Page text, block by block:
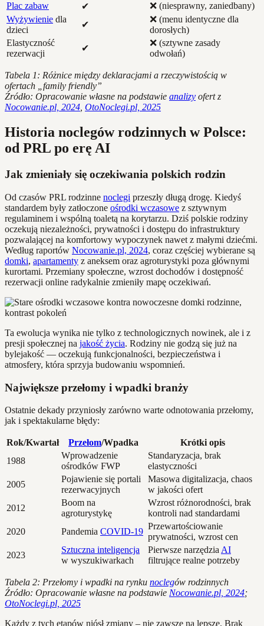
Plac zabaw
✔
❌ (niesprawny, zaniedbany)
Wyżywienie dla
dzieci
✔
❌ (menu identyczne dla
dorosłych)
Elastyczność
rezerwacji
✔
❌ (sztywne zasady
odwołań)
Tabela 1: Różnice między deklaracjami a rzeczywistością w
ofertach „family friendly”
Źródło: Opracowanie własne na podstawie analizy ofert z
Nocowanie.pl, 2024 OtoNoclegi.pl, 2025
Historia noclegów rodzinnych w Polsce:
od PRL po erę AI
Jak zmieniały się oczekiwania polskich rodzin
Od czasów PRL rodzinne noclegi przeszły długą drogę. Kiedyś
standardem były zatłoczone ośrodki wczasowe z sztywnym
regulaminem i wspólną toaletą na korytarzu. Dziś polskie rodziny
oczekują niezależności, prywatności i dostępu do infrastruktury
pozwalającej na komfortowy wypoczynek nawet z małymi dziećmi.
Według raportów Nocowanie.pl, 2024, coraz częściej wybierane są
domki, apartamenty z aneksem oraz agroturystyki poza głównymi
kurortami. Przemiany społeczne, wzrost dochodów i dostępność
rezerwacji online radykalnie zmieniły mapę oczekiwań.
Ta ewolucja wynika nie tylko z technologicznych nowinek, ale i z
presji społecznej na jakość życia. Rodziny nie godzą się już na
bylejakość — oczekują funkcjonalności, bezpieczeństwa i
atmosfery, która sprzyja budowaniu wspomnień.
Największe przełomy i wpadki branży
Ostatnie dekady przyniosły zarówno warte odnotowania przełomy,
jak i spektakularne błędy:
Rok/Kwartał Przełom/Wpadka
Krótki opis
1988
Wprowadzenie
ośrodków FWP
Standaryzacja, brak
elastyczności
2005
Pojawienie się portali
rezerwacyjnych
Masowa digitalizacja, chaos
w jakości ofert
2012
Boom na
agroturystykę
Wzrost różnorodności, brak
kontroli nad standardami
2020
Pandemia COVID-19
Przewartościowanie
prywatności, wzrost cen
2023
Sztuczna inteligencja
w wyszukiwarkach
Pierwsze narzędzia AI
filtrujące realne potrzeby
Tabela 2: Przełomy i wpadki na rynku noclegów rodzinnych
Źródło: Opracowanie własne na podstawie Nocowanie.pl, 2024;
OtoNoclegi.pl, 2025
Każdy z tych etapów niósł zmiany – nie zawsze na lepsze. Brak